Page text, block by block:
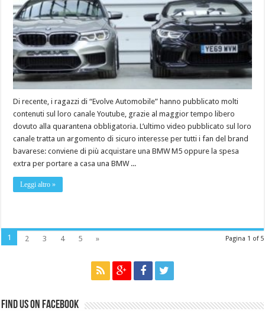
Di recente, i ragazzi di “Evolve Automobile” hanno pubblicato molti
contenuti sul loro canale Youtube, grazie al maggior tempo libero
dovuto alla quarantena obbligatoria. L’ultimo video pubblicato sul loro
canale tratta un argomento di sicuro interesse per tutti i fan del brand
bavarese: conviene di più acquistare una BMW M5 oppure la spesa
extra per portare a casa una BMW ...
Leggi altro »
Pagina 1 of 5
1 2 3 4 5 »
Find us on Facebook